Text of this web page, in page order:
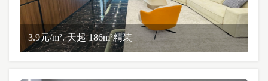
3.9元/m². 天起 186m²精装